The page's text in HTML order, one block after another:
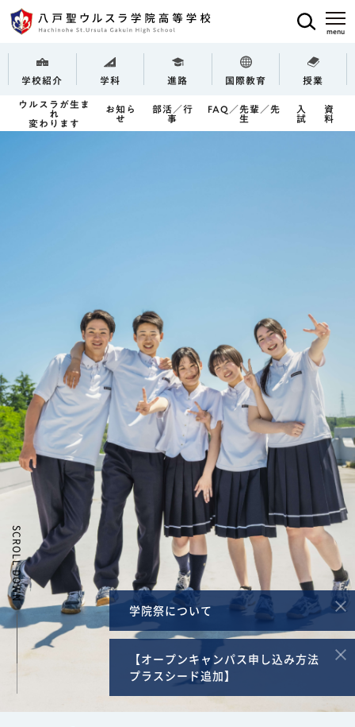
学校紹介 学科 進路 国際教育 授業
ウルスラが生ま
れ
変わります
お知ら
せ
部活／行
事
FAQ／先輩／先
生
入
試
資
料
SCROLL DOWN
学院祭について
【オープンキャンパス申し込み方法
プラスシード追加】